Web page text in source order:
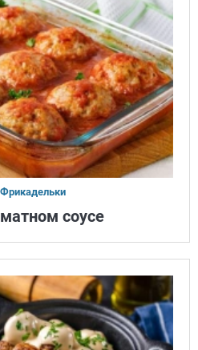
Фрикадельки
соусе